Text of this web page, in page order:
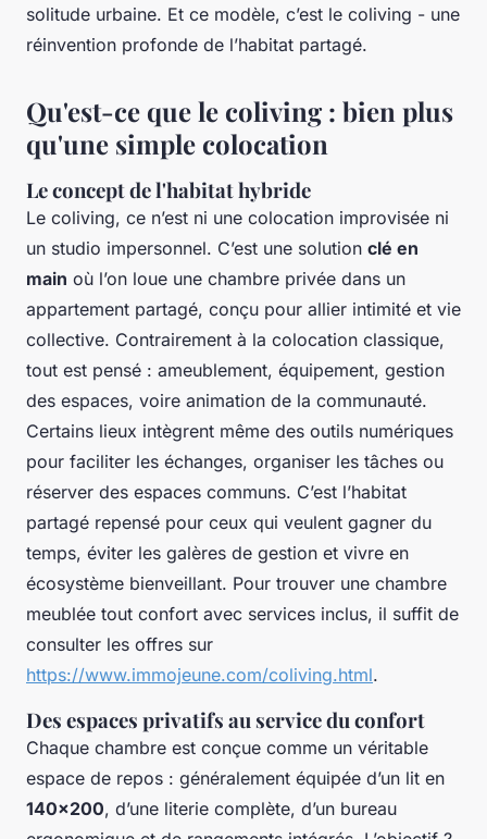
solitude urbaine. Et ce modèle, c’est le coliving - une
réinvention profonde de l’habitat partagé.
Qu'est-ce que le coliving : bien plus
qu'une simple colocation
Le concept de l'habitat hybride
Le coliving, ce n’est ni une colocation improvisée ni
un studio impersonnel. C’est une solution clé en
main où l’on loue une chambre privée dans un
appartement partagé, conçu pour allier intimité et vie
collective. Contrairement à la colocation classique,
tout est pensé : ameublement, équipement, gestion
des espaces, voire animation de la communauté.
Certains lieux intègrent même des outils numériques
pour faciliter les échanges, organiser les tâches ou
réserver des espaces communs. C’est l’habitat
partagé repensé pour ceux qui veulent gagner du
temps, éviter les galères de gestion et vivre en
écosystème bienveillant. Pour trouver une chambre
meublée tout confort avec services inclus, il suffit de
consulter les offres sur
https://www.immojeune.com/coliving.html.
Des espaces privatifs au service du confort
Chaque chambre est conçue comme un véritable
espace de repos : généralement équipée d’un lit en
140×200, d’une literie complète, d’un bureau